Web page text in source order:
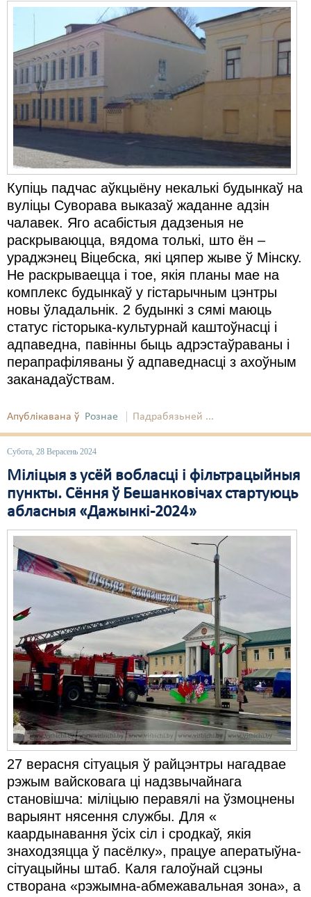
Купіць падчас аўкцыёну некалькі будынкаў на
вуліцы Суворава выказаў жаданне адзін
чалавек. Яго асабістыя дадзеныя не
раскрываюцца, вядома толькі, што ён –
ураджэнец Віцебска, які цяпер жыве ў Мінску.
Не раскрываецца і тое, якія планы мае на
комплекс будынкаў у гістарычным цэнтры
новы ўладальнік. 2 будынкі з сямі маюць
статус гісторыка-культурнай каштоўнасці і
адпаведна, павінны быць адрэстаўраваны і
перапрафіляваны ў адпаведнасці з ахоўным
заканадаўствам.
Апублікавана ў Рознае Падрабязьней ...
Субота, 28 Верасень 2024
Міліцыя з усёй вобласці і фільтрацыйныя
пункты. Сёння ў Бешанковічах стартуюць
абласныя «Дажынкі-2024»
27 верасня сітуацыя ў райцэнтры нагадвае
рэжым вайсковага ці надзвычайнага
становішча: міліцыю перавялі на ўзмоцнены
варыянт нясення службы. Для «
каардынавання ўсіх сіл і сродкаў, якія
знаходзяцца ў пасёлку», працуе аператыўна-
сітуацыйны штаб. Каля галоўнай сцэны
створана «рэжымна-абмежавальная зона», а